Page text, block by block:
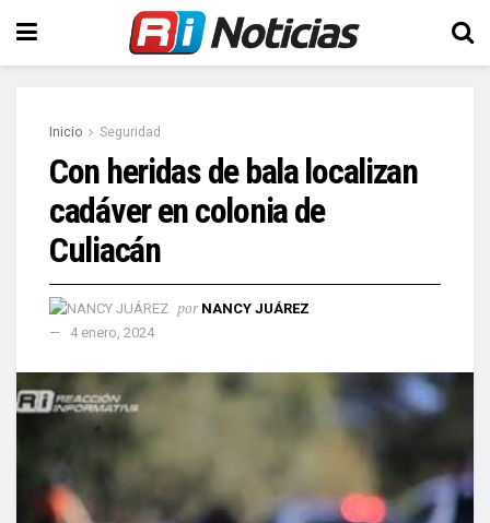
Inicio Seguridad
Con heridas de bala localizan
cadáver en colonia de
Culiacán
por NANCY JUÁREZ
4 enero, 2024